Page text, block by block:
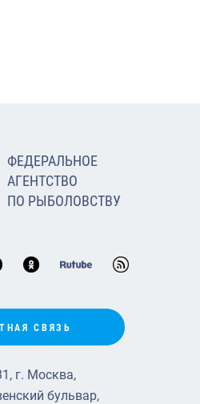
ФЕДЕРАЛЬНОЕ
АГЕНТСТВО
ПО РЫБОЛОВСТВУ
СВЯЗЬ
г. Москва,
бульвар,